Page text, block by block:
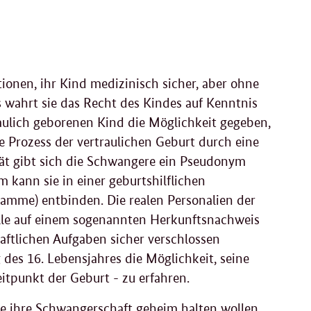
ihr Kind medizinisch sicher, aber ohne
sie das Recht des Kindes auf Kenntnis
geborenen Kind die Möglichkeit gegeben,
Prozess der vertraulichen Geburt durch eine
gibt sich die Schwangere ein Pseudonym
kann sie in einer geburtshilflichen
entbinden. Die realen Personalien der
auf einem sogenannten Herkunftsnachweis
Aufgaben sicher verschlossen
16. Lebensjahres die Möglichkeit, seine
der Geburt - zu erfahren.